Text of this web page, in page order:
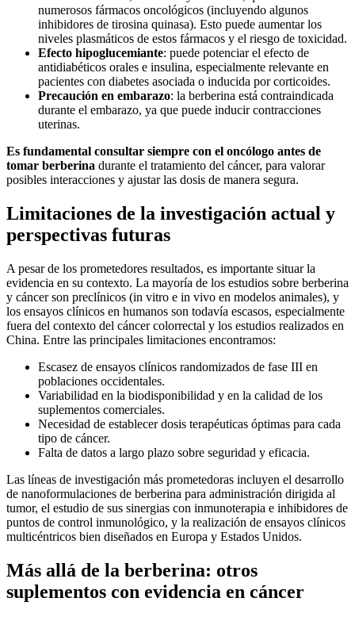
numerosos fármacos oncológicos (incluyendo algunos
inhibidores de tirosina quinasa). Esto puede aumentar los
niveles plasmáticos de estos fármacos y el riesgo de toxicidad.
Efecto hipoglucemiante: puede potenciar el efecto de
antidiabéticos orales e insulina, especialmente relevante en
pacientes con diabetes asociada o inducida por corticoides.
Precaución en embarazo: la berberina está contraindicada
durante el embarazo, ya que puede inducir contracciones
uterinas.
Es fundamental consultar siempre con el oncólogo antes de
tomar berberina durante el tratamiento del cáncer, para valorar
posibles interacciones y ajustar las dosis de manera segura.
Limitaciones de la investigación actual y
perspectivas futuras
A pesar de los prometedores resultados, es importante situar la
evidencia en su contexto. La mayoría de los estudios sobre berberina
y cáncer son preclínicos (in vitro e in vivo en modelos animales), y
los ensayos clínicos en humanos son todavía escasos, especialmente
fuera del contexto del cáncer colorrectal y los estudios realizados en
China. Entre las principales limitaciones encontramos:
Escasez de ensayos clínicos randomizados de fase III en
poblaciones occidentales.
Variabilidad en la biodisponibilidad y en la calidad de los
suplementos comerciales.
Necesidad de establecer dosis terapéuticas óptimas para cada
tipo de cáncer.
Falta de datos a largo plazo sobre seguridad y eficacia.
Las líneas de investigación más prometedoras incluyen el desarrollo
de nanoformulaciones de berberina para administración dirigida al
tumor, el estudio de sus sinergias con inmunoterapia e inhibidores de
puntos de control inmunológico, y la realización de ensayos clínicos
multicéntricos bien diseñados en Europa y Estados Unidos.
Más allá de la berberina: otros
suplementos con evidencia en cáncer